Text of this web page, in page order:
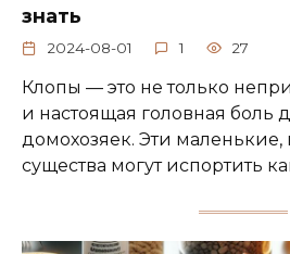
знать
2024-08-01 1 27
Клопы — это не только
и настоящая головная боль
домохозяек. Эти маленькие,
существа могут испортить